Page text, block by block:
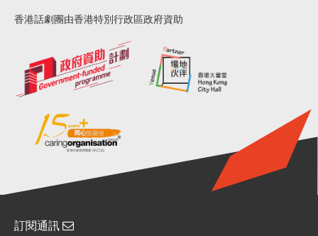
香港話劇團由香港特別行政區政府資助
訂閱通訊